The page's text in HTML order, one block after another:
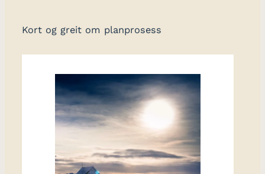
Kort og greit om planprosess